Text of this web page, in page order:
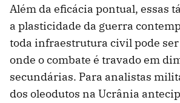
Além da eficácia pontual, essas
a plasticidade da guerra
toda infraestrutura civil pode
onde o combate é travado em
secundárias. Para analistas
dos oleodutos na Ucrânia